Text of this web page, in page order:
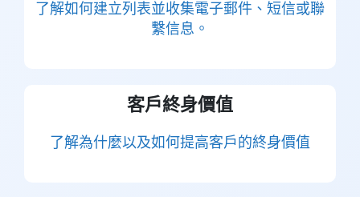
了解如何建立列表並收集電子郵件、短信或聯
繫信息。
客戶終身價值
了解為什麼以及如何提高客戶的終身價值